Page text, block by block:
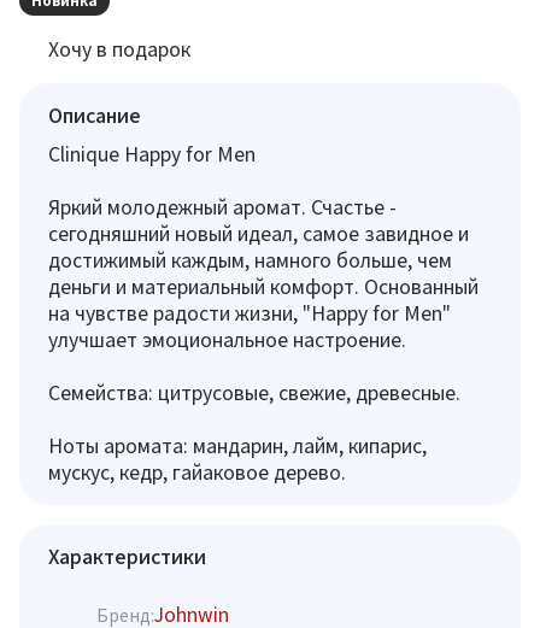
Хочу в подарок
Описание
Clinique Happy for Men
Яркий молодежный аромат. Счастье -
сегодняшний новый идеал, самое завидное и
достижимый каждым, намного больше, чем
деньги и материальный комфорт. Основанный
на чувстве радости жизни, "Happy for Men"
улучшает эмоциональное настроение.
Семейства: цитрусовые, свежие, древесные.
Ноты аромата: мандарин, лайм, кипарис,
мускус, кедр, гайаковое дерево.
Характеристики
Бренд:Johnwin